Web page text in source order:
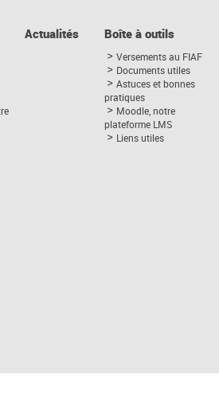
Actualités Boîte à outils
Versements au FIAF
Documents utiles
Astuces et bonnes
pratiques
Moodle, notre
plateforme LMS
Liens utiles